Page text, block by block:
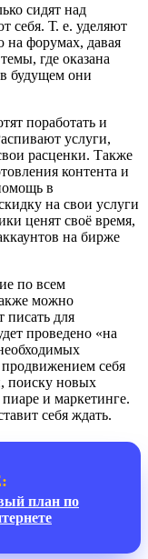
сидят над
себя. Т. е. уделяют
форумах, давая
где оказана
будущем они
поработать и
услуги,
расценки. Также
контента и
в
на свои услуги
ценят своё время,
на бирже
по всем
можно
писать для
проведено «на
продвижением себя
поиску новых
и маркетинге.
себя ждать.
план по